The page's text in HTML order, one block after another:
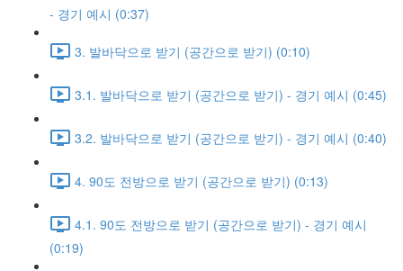
- 경기 예시 (0:37)
3. 발바닥으로 받기 (공간으로 받기) (0:10)
3.1. 발바닥으로 받기 (공간으로 받기) - 경기 예시 (0:45)
3.2. 발바닥으로 받기 (공간으로 받기) - 경기 예시 (0:40)
4. 90도 전방으로 받기 (공간으로 받기) (0:13)
4.1. 90도 전방으로 받기 (공간으로 받기) - 경기 예시
(0:19)